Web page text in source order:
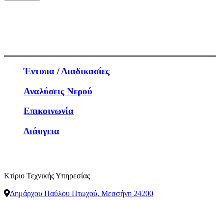
Έντυπα / Διαδικασίες
Αναλύσεις Νερού
Επικοινωνία
Διάυγεια
Κτίριο Τεχνικής Υπηρεσίας
Δημάρχου Παύλου Πτωχού, Μεσσήνη 24200